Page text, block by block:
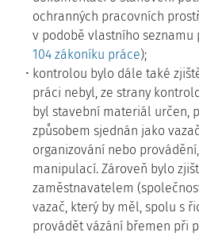
ochranných pracovních
v podobě vlastního seznamu
104 zákoníku práce);
kontrolou bylo dále také
práci nebyl, ze strany
byl stavební materiál určen,
způsobem sjednán jako
organizování nebo
manipulací. Zároveň bylo
zaměstnavatelem
vazač, který by měl, spolu s
provádět vázání břemen při